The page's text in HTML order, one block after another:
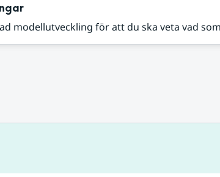
modellutveckling för att du ska veta vad